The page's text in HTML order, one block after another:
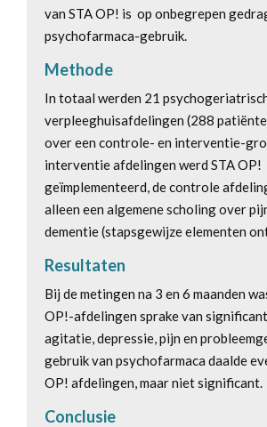
van STA OP! is op onbegrepen
psychofarmaca-gebruik.
Methode
In totaal werden 21
verpleeghuisafdelingen (288
over een controle- en interventie-
interventie afdelingen werd STA OP!
geïmplementeerd, de controle
alleen een algemene scholing over
dementie (stapsgewijze elementen
Resultaten
Bij de metingen na 3 en 6 maanden
OP!-afdelingen sprake van
agitatie, depressie, pijn en
gebruik van psychofarmaca daalde
OP! afdelingen, maar niet significant.
Conclusie